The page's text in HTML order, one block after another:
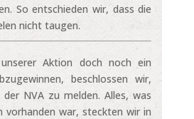
So entschieden wir, dass die
nicht taugen.
Aktion doch noch ein
beschlossen wir,
der NVA zu melden. Alles, was
vorhanden war, steckten wir in